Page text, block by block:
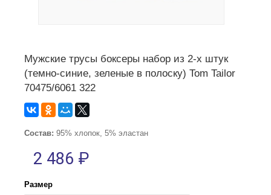
Мужские трусы боксеры набор из 2-х штук
(темно-синие, зеленые в полоску) Tom Tailor
70475/6061 322
Состав: 95% хлопок, 5% эластан
2 486 ₽
Размер